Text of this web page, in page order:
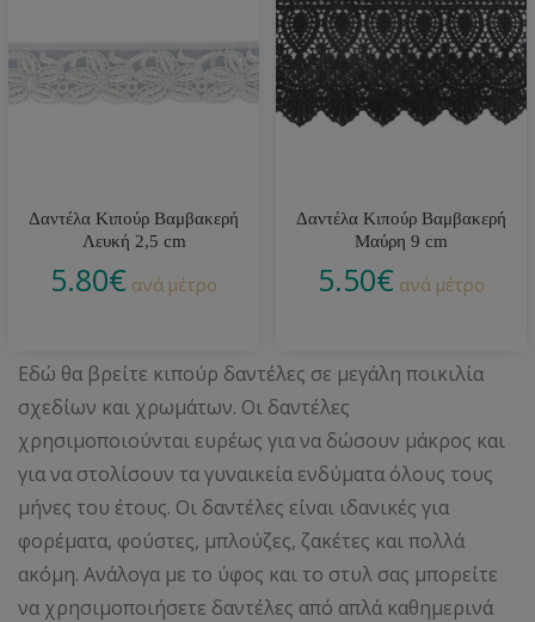
Δαντέλα Κιπούρ Βαμβακερή
Λευκή 2,5 cm
5.80€ ανά μέτρο
Δαντέλα Κιπούρ Βαμβακερή
Μαύρη 9 cm
5.50€ ανά μέτρο
Εδώ θα βρείτε κιπούρ δαντέλες σε μεγάλη ποικιλία
σχεδίων και χρωμάτων. Οι δαντέλες
χρησιμοποιούνται ευρέως για να δώσουν μάκρος και
για να στολίσουν τα γυναικεία ενδύματα όλους τους
μήνες του έτους. Οι δαντέλες είναι ιδανικές για
φορέματα, φούστες, μπλούζες, ζακέτες και πολλά
ακόμη. Ανάλογα με το ύφος και το στυλ σας μπορείτε
να χρησιμοποιήσετε δαντέλες από απλά καθημερινά